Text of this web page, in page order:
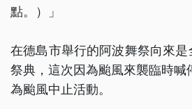
點。）」
在德島市舉行的阿波舞祭向來
祭典，這次因為颱風來襲臨時喊
為颱風中止活動。